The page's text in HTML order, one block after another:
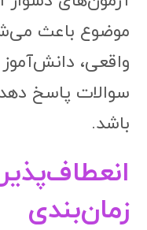
موضوع باعث
واقعی، دانش‌آموز
سوالات پاسخ
باشد.
زمان‌بندی